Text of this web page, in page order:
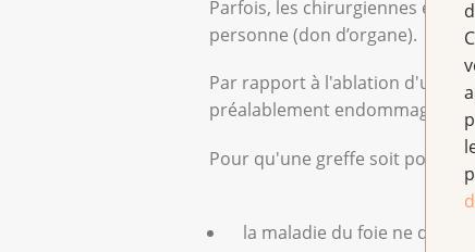
Parfois, les chirurgiennes et
personne (don d’organe).
Par rapport à l'ablation d'une
préalablement endommagé.
Pour qu'une greffe soit
la maladie du foie ne doit